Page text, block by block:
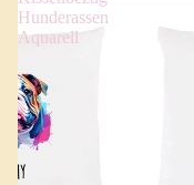
Hunderassen
Aquarell